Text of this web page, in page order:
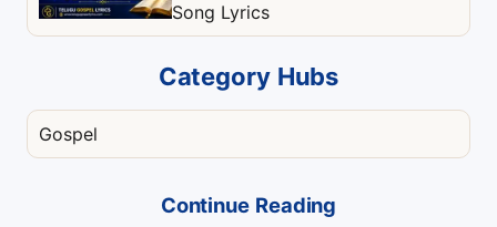
Song Lyrics
Category Hubs
Gospel
Continue Reading